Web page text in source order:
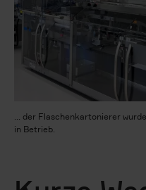
... der Flaschenkartonierer
in Betrieb.